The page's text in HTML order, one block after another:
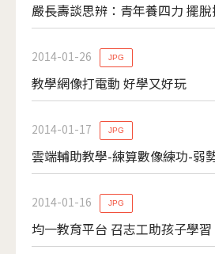
嚴長壽談思辨：青年養四力 擺
2014-01-26
教學網像打電動 好學又好玩
JPG
2014-01-17
雲端輔助教學-練算數像練功-弱
JPG
2014-01-16
均一教育平台 召志工助孩子學習
JPG